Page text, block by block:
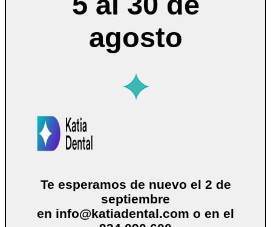
agosto
Te esperamos de nuevo el 2 de
septiembre
en info@katiadental.com o en el